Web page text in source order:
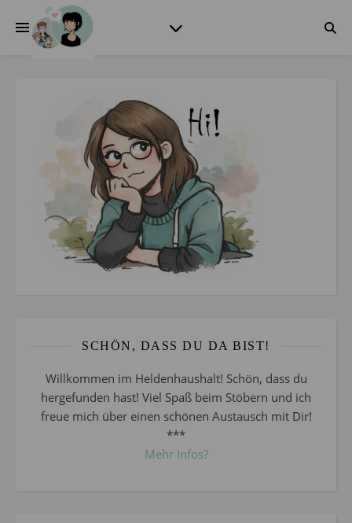
SCHÖN, DASS DU DA BIST!
Willkommen im Heldenhaushalt! Schön, dass du
hergefunden hast! Viel Spaß beim Stöbern und ich
freue mich über einen schönen Austausch mit Dir!
***
Mehr Infos?